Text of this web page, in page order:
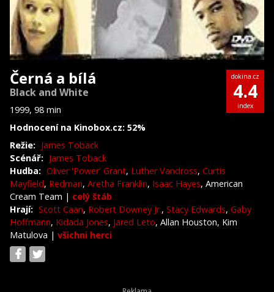
Černá a bílá
Black and White
1999, 98 min
Hodnocení na Kinobox.cz: 52%
dokina.cz
4.4
index
Režie: James Toback
Scénář: James Toback
Hudba: Oliver 'Power' Grant, Luther Vandross, Curtis
Mayfield, Redman, Aretha Franklin, Isaac Hayes, American
Cream Team | celý štáb
Hrají: Scott Caan, Robert Downey Jr., Stacy Edwards, Gaby
Hoffmann, Kidada Jones, Jared Leto, Allan Houston, Kim
Matulova | všichni herci